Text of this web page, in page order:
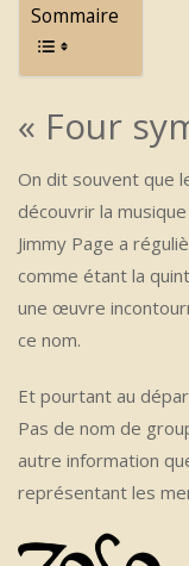
Sommaire
« Four
On dit souvent que
découvrir la
Jimmy Page a
comme étant la
une œuvre
ce nom.
Et pourtant au
Pas de nom de
autre information
représentant les